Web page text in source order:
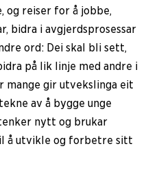
og reiser for å jobbe,
bidra i avgjerdsprosessar
ord: Dei skal bli sett,
på lik linje med andre i
mange gir utvekslinga eit
av å bygge unge
nytt og brukar
å utvikle og forbetre sitt